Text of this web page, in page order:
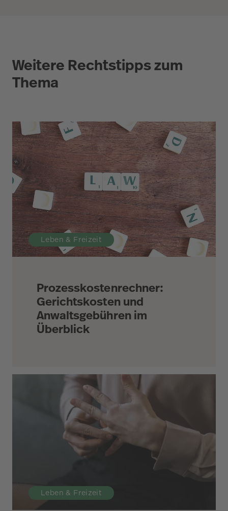
Weitere Rechtstipps zum
Thema
Leben & Freizeit
Prozesskostenrechner:
Gerichtskosten und
Anwaltsgebühren im
Überblick
Leben & Freizeit